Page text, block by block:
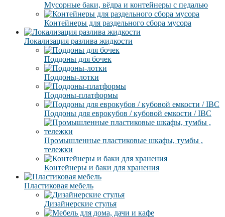
Мусорные баки, вёдра и контейнеры с педалью
Контейнеры для раздельного сбора мусора
Локализация разлива жидкости
Поддоны для бочек
Поддоны-лотки
Поддоны-платформы
Поддоны для еврокубов / кубовой емкости / IBC
Промышленные пластиковые шкафы, тумбы ,
тележки
Контейнеры и баки для хранения
Пластиковая мебель
Дизайнерские стулья